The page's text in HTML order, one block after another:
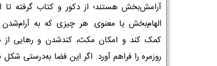
آرامش‌بخش هستند؛ از دکور و کتاب گرفته تا
الهام‌بخش یا معنوی. هر چیزی که به
کمک کند و امکان مکث، کندشدن و رهایی از
روزمره را فراهم آورد. اگر این فضا به‌درستی شکل